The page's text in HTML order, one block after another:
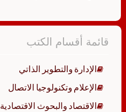
قائمة أقسام الكتب
الإدارة والتطوير الذاتي
الإعلام وتكنولوجيا الاتصال
الاقتصاد والبحوث الاقتصادية